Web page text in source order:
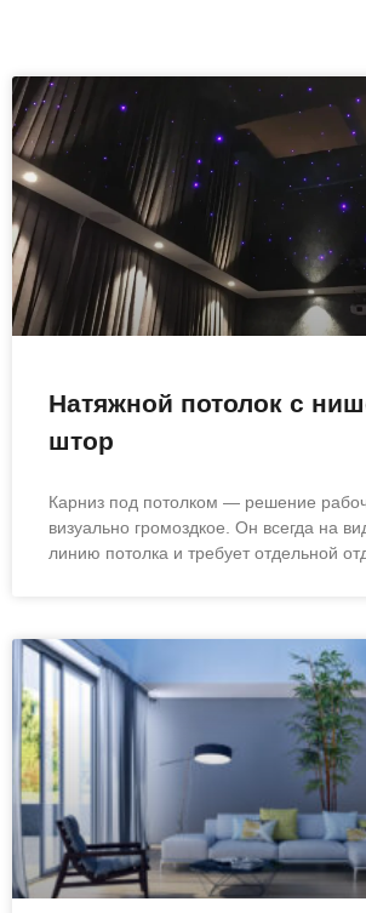
Натяжной потолок с
штор
Карниз под потолком — решение
визуально громоздкое. Он всегда на
линию потолка и требует отдельной